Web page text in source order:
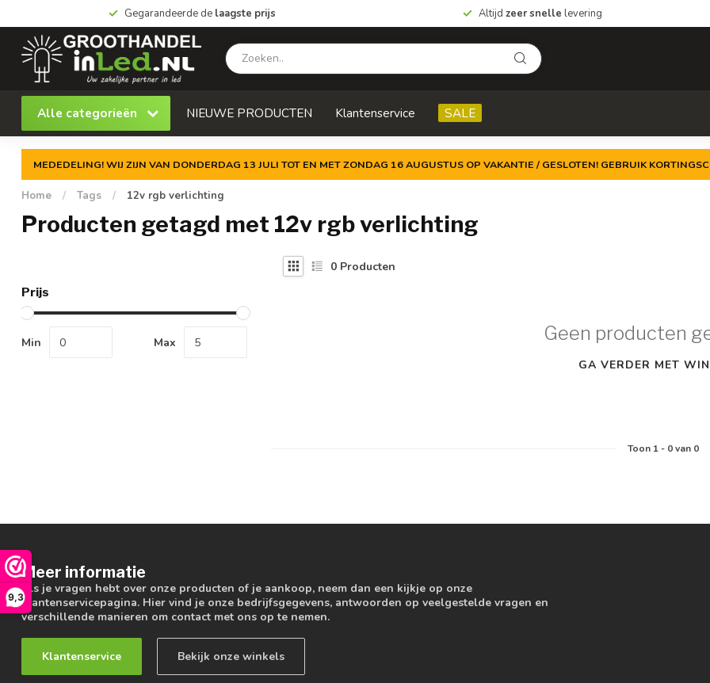
9,3
Gegarandeerde de laagste prijs Altijd zeer snelle levering
Alle categorieën NIEUWE PRODUCTEN Klantenservice SALE
MEDEDELING! WIJ ZIJN VAN DONDERDAG 13 JULI TOT EN MET ZONDAG 16 AUGUSTUS OP VAKANTIE / GESLOTEN! GEBRUIK
Home / Tags / 12v rgb verlichting
Producten getagd met 12v rgb verlichting
Prijs
Min Max
0 Producten
Geen producten
GA VERDER MET
Toon 1- 0van 0
Meer informatie
Als je vragen hebt over onze producten of je aankoop, neem dan een kijkje op onze
klantenservicepagina. Hier vind je onze bedrijfsgegevens, antwoorden op veelgestelde vragen en
verschillende manieren om contact met ons op te nemen.
Klantenservice Bekijk onze winkels